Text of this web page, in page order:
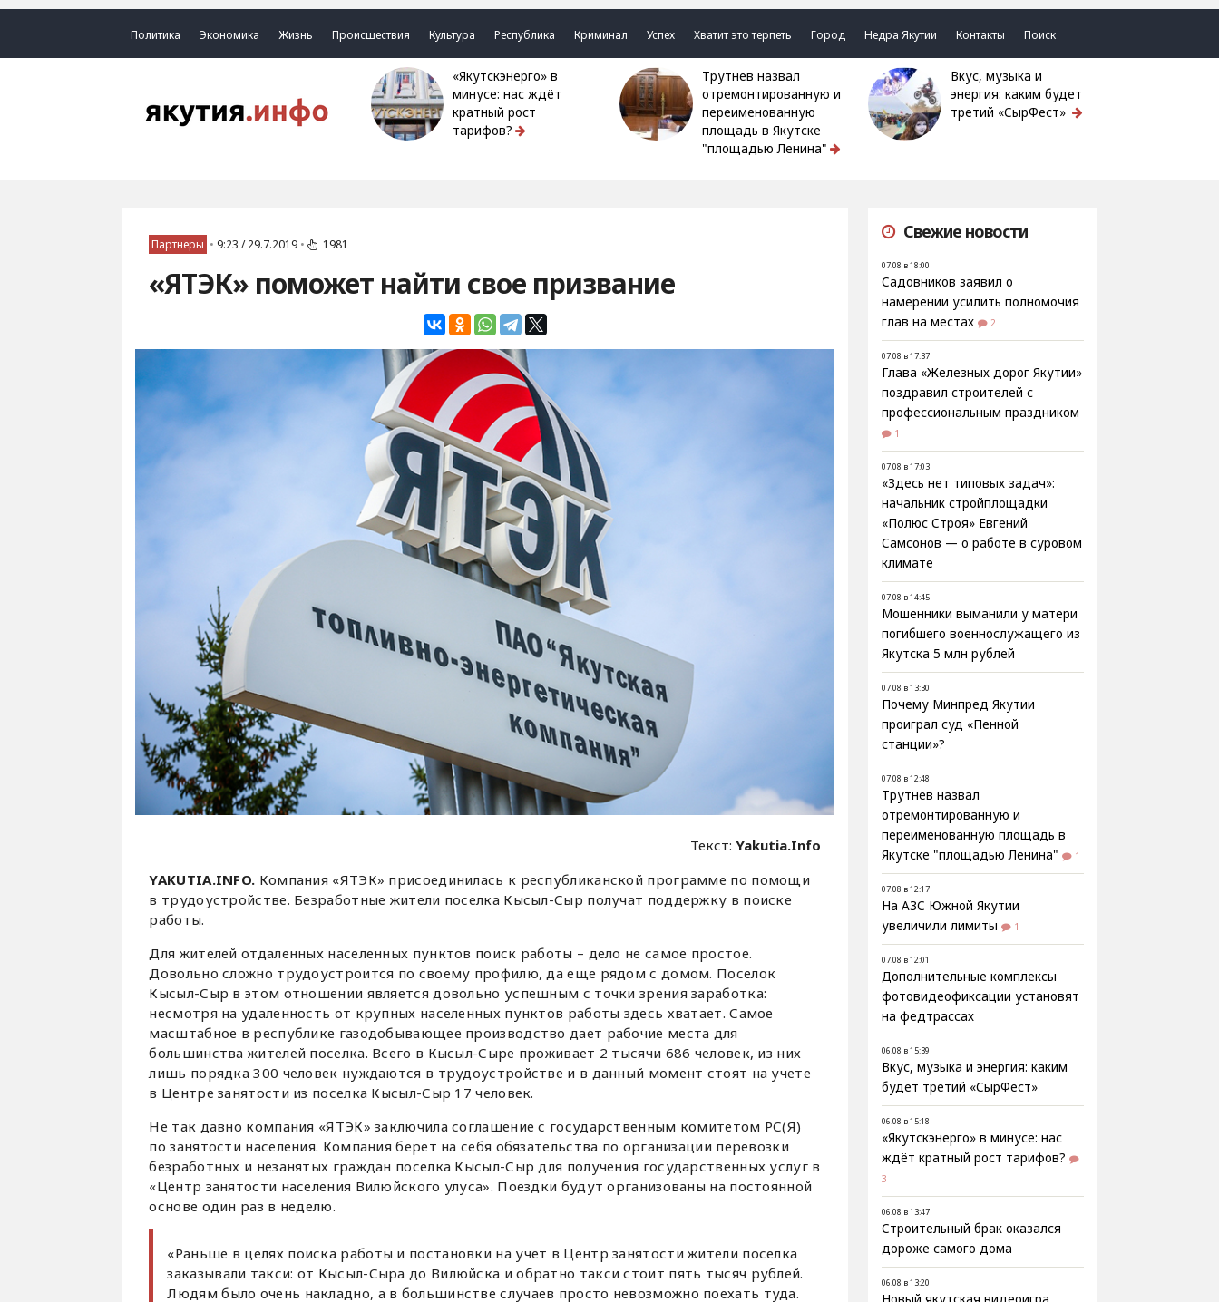
Политика Экономика Жизнь Происшествия Культура Республика Криминал Успех Хватит это терпеть Город Недра Якутии Контакты Поиск
«Якутскэнерго» в
минусе: нас ждёт
кратный рост
тарифов?
Трутнев назвал
отремонтированную и
переименованную
площадь в Якутске
"площадью Ленина"
Вкус, музыка и
энергия: каким будет
третий «СырФест»
Партнеры • 9:23 / 29.7.2019 • 1981
«ЯТЭК» поможет найти свое призвание
Текст:Yakutia.Info
YAKUTIA.INFO. Компания «ЯТЭК» присоединилась к республиканской программе по помощи
в трудоустройстве. Безработные жители поселка Кысыл-Сыр получат поддержку в поиске
работы.
Для жителей отдаленных населенных пунктов поиск работы – дело не самое простое.
Довольно сложно трудоустроится по своему профилю, да еще рядом с домом. Поселок
Кысыл-Сыр в этом отношении является довольно успешным с точки зрения заработка:
несмотря на удаленность от крупных населенных пунктов работы здесь хватает. Самое
масштабное в республике газодобывающее производство дает рабочие места для
большинства жителей поселка. Всего в Кысыл-Сыре проживает 2 тысячи 686 человек, из них
лишь порядка 300 человек нуждаются в трудоустройстве и в данный момент стоят на учете
в Центре занятости из поселка Кысыл-Сыр 17 человек.
Не так давно компания «ЯТЭК» заключила соглашение с государственным комитетом РС(Я)
по занятости населения. Компания берет на себя обязательства по организации перевозки
безработных и незанятых граждан поселка Кысыл-Сыр для получения государственных услуг в
«Центр занятости населения Вилюйского улуса». Поездки будут организованы на постоянной
основе один раз в неделю.
«Раньше в целях поиска работы и постановки на учет в Центр занятости жители поселка
заказывали такси: от Кысыл-Сыра до Вилюйска и обратно такси стоит пять тысяч рублей.
Людям было очень накладно, а в большинстве случаев просто невозможно поехать туда.
Свежие новости
07.08 в 18:00
Садовников заявил о
намерении усилить полномочия
глав на местах
2
07.08 в 17:37
Глава «Железных дорог Якутии»
поздравил строителей с
профессиональным праздником
1
07.08 в 17:03
«Здесь нет типовых задач»:
начальник стройплощадки
«Полюс Строя» Евгений
Самсонов — о работе в суровом
климате
07.08 в 14:45
Мошенники выманили у матери
погибшего военнослужащего из
Якутска 5 млн рублей
07.08 в 13:30
Почему Минпред Якутии
проиграл суд «Пенной
станции»?
07.08 в 12:48
Трутнев назвал
отремонтированную и
переименованную площадь в
Якутске "площадью Ленина"
1
07.08 в 12:17
На АЗС Южной Якутии
увеличили лимиты
1
07.08 в 12:01
Дополнительные комплексы
фотовидеофиксации установят
на федтрассах
06.08 в 15:39
Вкус, музыка и энергия: каким
будет третий «СырФест»
06.08 в 15:18
«Якутскэнерго» в минусе: нас
ждёт кратный рост тарифов?
3
06.08 в 13:47
Строительный брак оказался
дороже самого дома
06.08 в 13:20